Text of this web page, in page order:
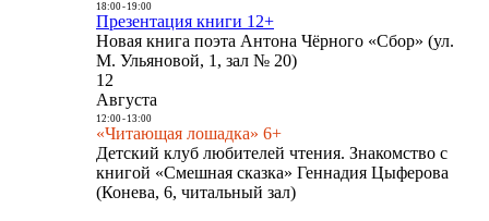
18:00- 19:00
Презентация книги 12+
Новая книга поэта Антона Чёрного «Сбор» (ул.
М. Ульяновой, 1, зал № 20)
12
Августа
12:00- 13:00
«Читающая лошадка» 6+
Детский клуб любителей чтения. Знакомство с
книгой «Смешная сказка» Геннадия Цыферова
(Конева, 6, читальный зал)